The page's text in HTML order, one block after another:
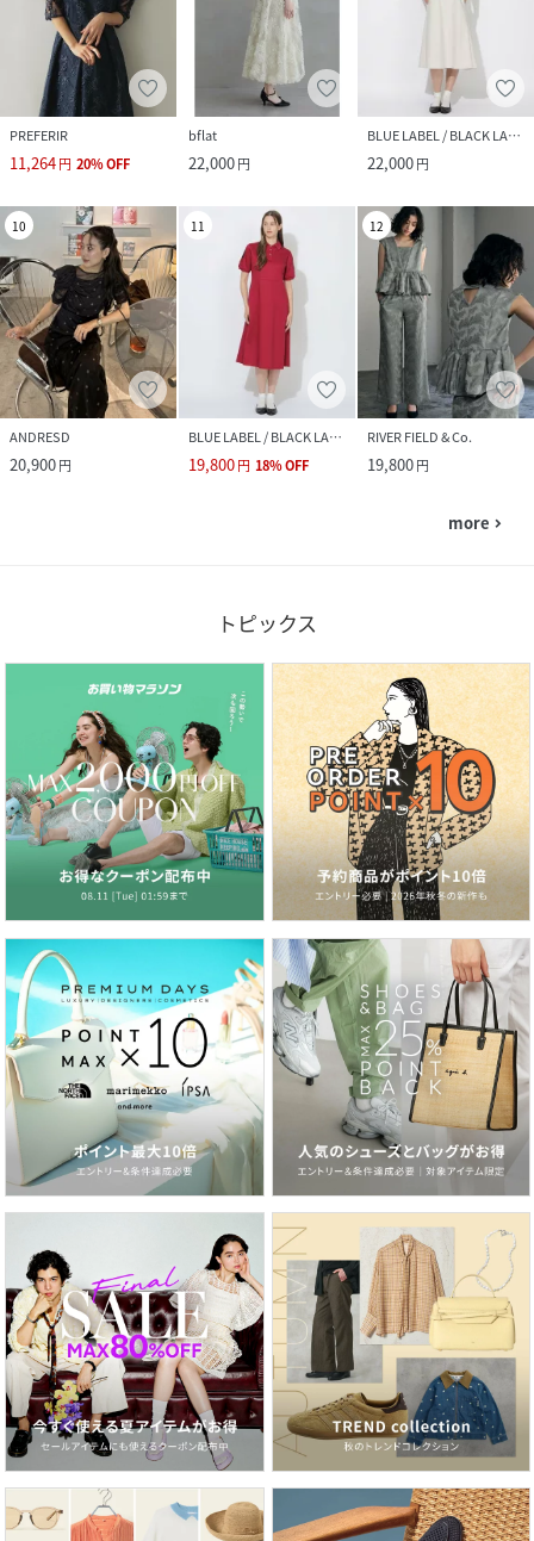
PREFERIR
11,264円 20%OFF
bflat
22,000円
BLUE LABEL / BLACK LABEL CRESTBRIDGE
22,000円
10
ANDRESD
20,900円
11
BLUE LABEL / BLACK LABEL CRESTBRIDGE
19,800円 18%OFF
12
RIVER FIELD & Co.
19,800円
more navigate_next
トピックス